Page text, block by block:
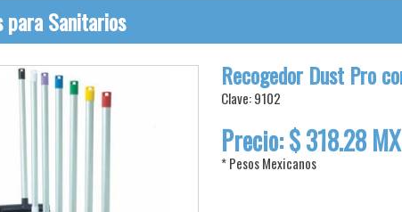
Sanitarios
Recogedor Dust Pro
Clave: 9102
Precio: $ 318.28
* Pesos Mexicanos